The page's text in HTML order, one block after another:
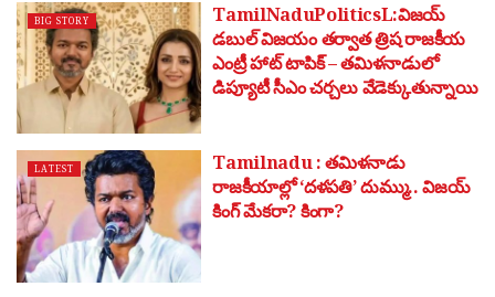
BIG STORY
TamilNaduPoliticsL:విజయ్
డబుల్ విజయం తర్వాత త్రిష రాజకీయ
ఎంట్రీ హాట్ టాపిక్ – తమిళనాడులో
డిప్యూటీ సీఎం చర్చలు వేడెక్కుతున్నాయి
LATEST
Tamilnadu : తమిళనాడు
రాజకీయాల్లో ‘దళపతి’ దుమ్ము.. విజయ్
కింగ్ మేకరా? కింగా?